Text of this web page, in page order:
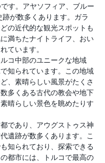
す。アヤソフィア、ブルー
が数多くあります。ガラ
の近代的な観光スポットも
満ちたナイトライフ、おい
ています。
コ中部のユニークな地域
知られています。この地域
、素晴らしい風景がたくさ
多くある古代の教会や地下
晴らしい景色を眺めたりす
であり、アウグストゥス神
遺跡が数多くあります。こ
知られており、探索できる
都市には、トルコで最高の